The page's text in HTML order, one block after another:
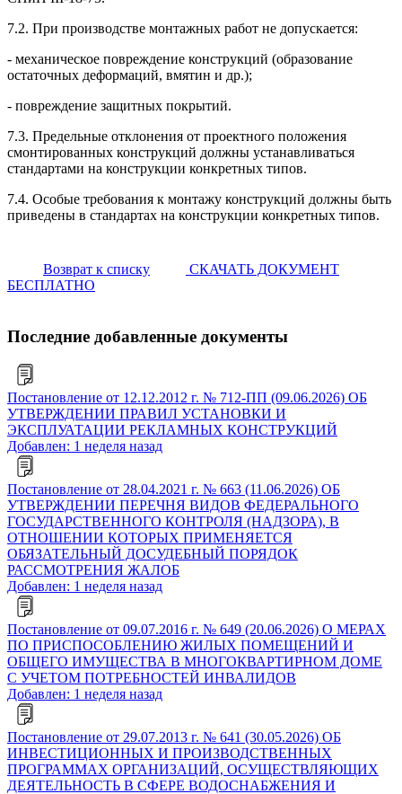
7.2. При производстве монтажных работ не допускается:
- механическое повреждение конструкций (образование
остаточных деформаций, вмятин и др.);
- повреждение защитных покрытий.
7.3. Предельные отклонения от проектного положения
смонтированных конструкций должны устанавливаться
стандартами на конструкции конкретных типов.
7.4. Особые требования к монтажу конструкций должны быть
приведены в стандартах на конструкции конкретных типов.
Возврат к списку
СКАЧАТЬ ДОКУМЕНТ
БЕСПЛАТНО
Последние добавленные документы
Постановление от 12.12.2012 г. № 712-ПП (09.06.2026) ОБ
УТВЕРЖДЕНИИ ПРАВИЛ УСТАНОВКИ И
ЭКСПЛУАТАЦИИ РЕКЛАМНЫХ КОНСТРУКЦИЙ
Добавлен: 1 неделя назад
Постановление от 28.04.2021 г. № 663 (11.06.2026) ОБ
УТВЕРЖДЕНИИ ПЕРЕЧНЯ ВИДОВ ФЕДЕРАЛЬНОГО
ГОСУДАРСТВЕННОГО КОНТРОЛЯ (НАДЗОРА), В
ОТНОШЕНИИ КОТОРЫХ ПРИМЕНЯЕТСЯ
ОБЯЗАТЕЛЬНЫЙ ДОСУДЕБНЫЙ ПОРЯДОК
РАССМОТРЕНИЯ ЖАЛОБ
Добавлен: 1 неделя назад
Постановление от 09.07.2016 г. № 649 (20.06.2026) О МЕРАХ
ПО ПРИСПОСОБЛЕНИЮ ЖИЛЫХ ПОМЕЩЕНИЙ И
ОБЩЕГО ИМУЩЕСТВА В МНОГОКВАРТИРНОМ ДОМЕ
С УЧЕТОМ ПОТРЕБНОСТЕЙ ИНВАЛИДОВ
Добавлен: 1 неделя назад
Постановление от 29.07.2013 г. № 641 (30.05.2026) ОБ
ИНВЕСТИЦИОННЫХ И ПРОИЗВОДСТВЕННЫХ
ПРОГРАММАХ ОРГАНИЗАЦИЙ, ОСУЩЕСТВЛЯЮЩИХ
ДЕЯТЕЛЬНОСТЬ В СФЕРЕ ВОДОСНАБЖЕНИЯ И